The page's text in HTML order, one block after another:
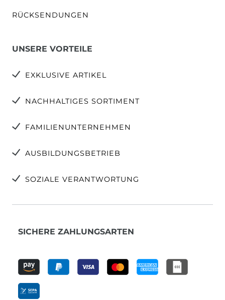
RÜCKSENDUNGEN
UNSERE VORTEILE
EXKLUSIVE ARTIKEL
NACHHALTIGES SORTIMENT
FAMILIENUNTERNEHMEN
AUSBILDUNGSBETRIEB
SOZIALE VERANTWORTUNG
SICHERE ZAHLUNGSARTEN